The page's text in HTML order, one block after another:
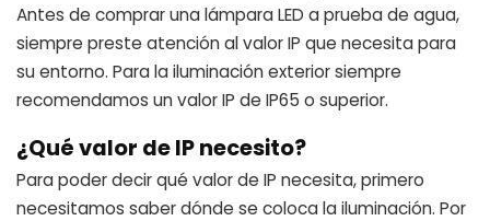
Antes de comprar una lámpara LED a prueba de agua,
siempre preste atención al valor IP que necesita para
su entorno. Para la iluminación exterior siempre
recomendamos un valor IP de IP65 o superior.
¿Qué valor de IP necesito?
Para poder decir qué valor de IP necesita, primero
necesitamos saber dónde se coloca la iluminación. Por